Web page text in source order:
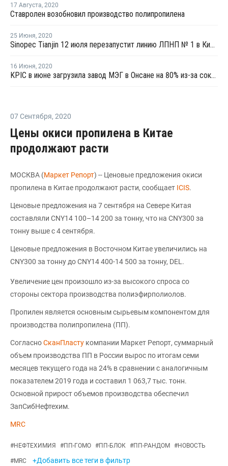
17 Августа, 2020
Ставролен возобновил производство полипропилена
25 Июня, 2020
Sinopec Tianjin 12 июля перезапустит линию ЛПНП № 1 в Китае после планового ремонта
16 Июня, 2020
KPIC в июне загрузила завод МЭГ в Онсане на 80% из-за сократившейся маржи
07 Сентября, 2020
Цены окиси пропилена в Китае
продолжают расти
МОСКВА (Маркет Репорт) -- Ценовые предложения окиси
пропилена в Китае продолжают расти, сообщает ICIS.
Ценовые предложения на 7 сентября на Севере Китая
составляли CNY14 100–14 200 за тонну, что на CNY300 за
тонну выше с 4 сентября.
Ценовые предложения в Восточном Китае увеличились на
CNY300 за тонну до CNY14 400-14 500 за тонну, DEL.
Увеличение цен произошло из-за высокого спроса со
стороны сектора производства полиэфирполиолов.
Пропилен является основным сырьевым компонентом для
производства полипропилена (ПП).
СогласноСканПласту компании Маркет Репорт, суммарный
объем производства ПП в России вырос по итогам семи
месяцев текущего года на 24% в сравнении с аналогичным
показателем 2019 года и составил 1 063,7 тыс. тонн.
Основной прирост объемов производства обеспечил
ЗапСибНефтехим.
MRC
#НЕФТЕХИМИЯ #ПП-ГОМО #ПП-БЛОК #ПП-РАНДОМ #НОВОСТЬ
#MRC +Добавить все теги в фильтр